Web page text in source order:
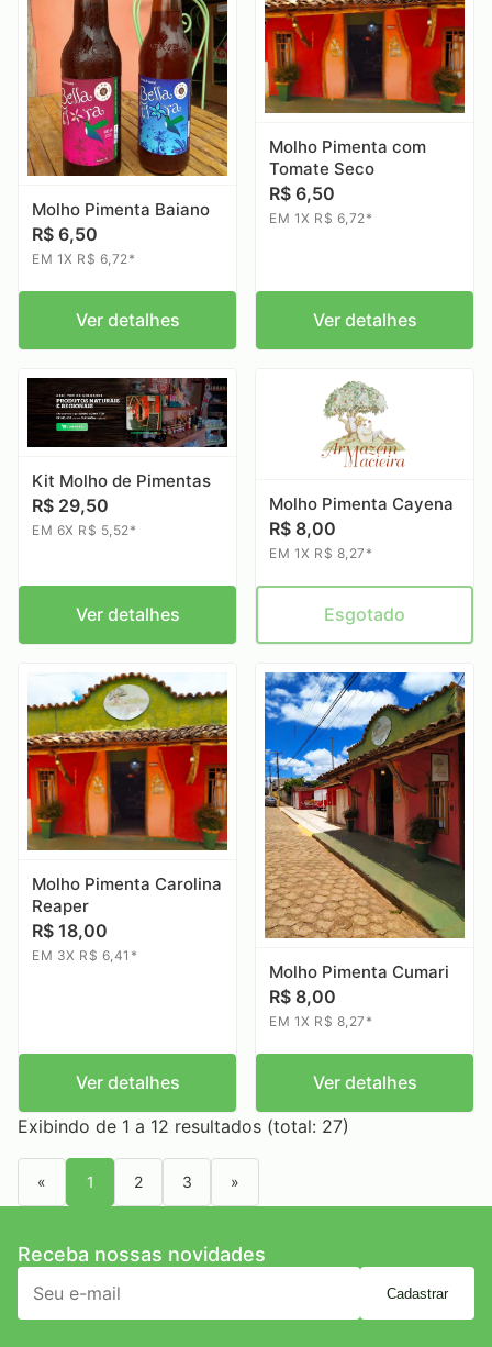
Molho Pimenta Baiano
R$ 6,50
EM 1X R$ 6,72*
Ver detalhes
Molho Pimenta com
Tomate Seco
R$ 6,50
EM 1X R$ 6,72*
Ver detalhes
Kit Molho de Pimentas
R$ 29,50
EM 6X R$ 5,52*
Ver detalhes
Molho Pimenta Cayena
R$ 8,00
EM 1X R$ 8,27*
Esgotado
Molho Pimenta Carolina
Reaper
R$ 18,00
EM 3X R$ 6,41*
Ver detalhes
Molho Pimenta Cumari
R$ 8,00
EM 1X R$ 8,27*
Ver detalhes
Exibindo de 1 a 12 resultados (total: 27)
« 1 2 3 »
Receba nossas novidades
Cadastrar